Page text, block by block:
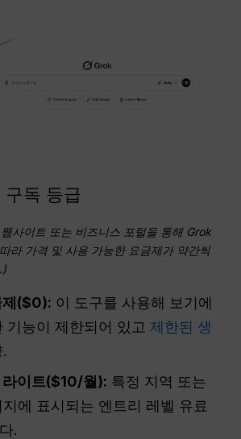
구독 등급
사이트 또는 비즈니스 포털을 통해 Grok
라 가격 및 사용 가능한 요금제가 약간씩
제($0): 이 도구를 사용해 보기에
기능이 제한되어 있고제한된 생
.
라이트($10/월): 특정 지역 또는
에 표시되는 엔트리 레벨 유료
.